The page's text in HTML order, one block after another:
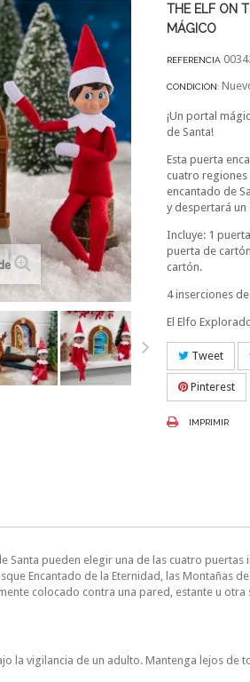
THE ELF ON
MÁGICO
REFERENCIA
CONDICIÓN:
¡Un portal
de Santa!
Esta puerta
cuatro regiones
encantado de
y despertará
Incluye: 1
puerta de
cartón.
4 inserciones
El Elfo
Tweet
Pinterest
IMPRIMIR
Santa pueden elegir una de las cuatro
Encantado de la Eternidad, las Montañas
colocado contra una pared, estante u
la vigilancia de un adulto. Mantenga lejos de